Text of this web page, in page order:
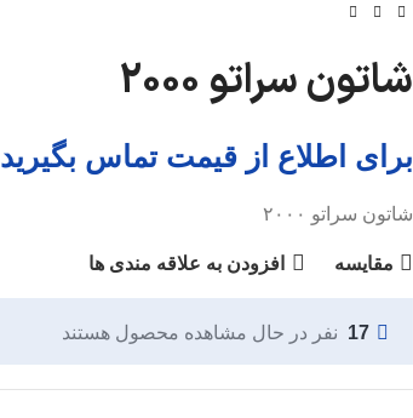
شاتون سراتو 2000
برای اطلاع از قیمت تماس بگیرید
شاتون سراتو ۲۰۰۰
مقایسه افزودن به علاقه مندی ها
17 نفر در حال مشاهده محصول هستند